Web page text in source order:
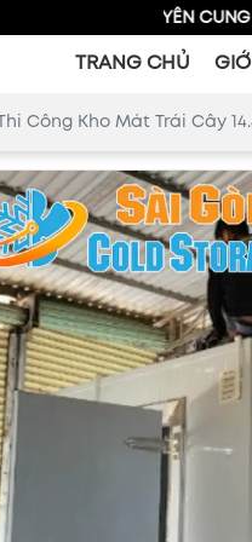
CHUYÊN CUNG CẤP GIẢI
TRANG CHỦ
Công Kho Mát Trái Cây